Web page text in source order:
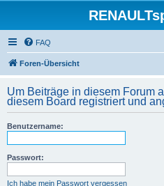
FAQ
Foren-Übersicht
Um Beiträge in diesem Forum
diesem Board registriert und
Benutzername:
Passwort:
Ich habe mein Passwort vergessen